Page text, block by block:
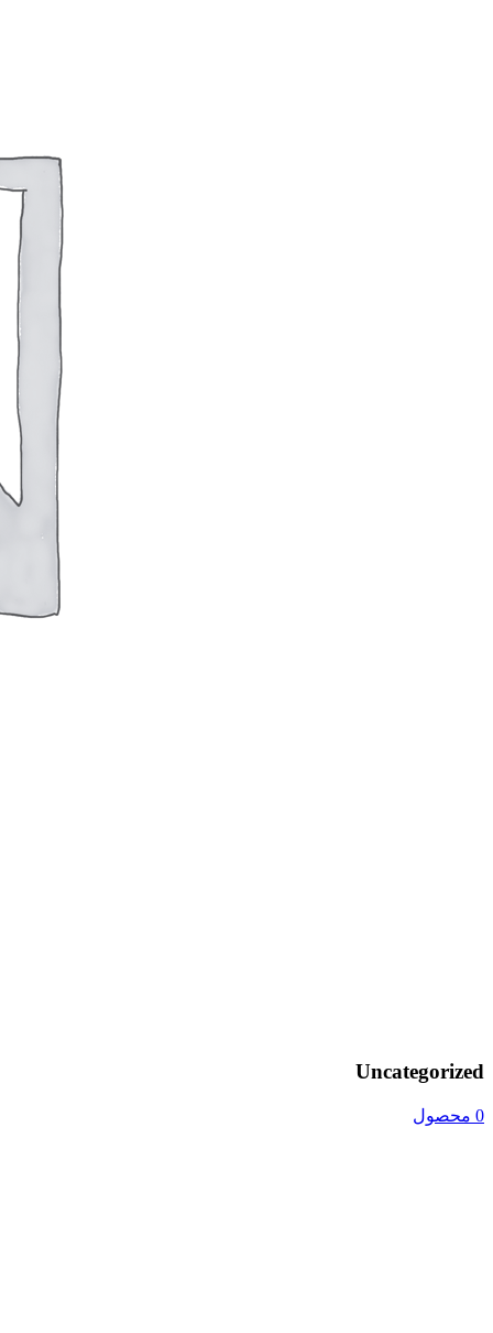
Uncategorized
0 محصول